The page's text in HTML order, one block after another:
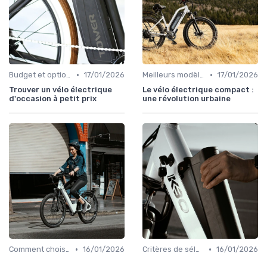
Budget et options de financement • 17/01/2026
Trouver un vélo électrique
d'occasion à petit prix
Meilleurs modèles et marques • 17/01/2026
Le vélo électrique compact :
une révolution urbaine
Comment choisir un vélo électrique • 16/01/2026
Critères de sélection (autonomie, puissance, poids) • 16/01/2026